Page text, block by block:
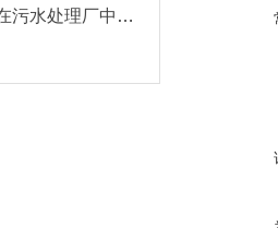
四合一气体检测仪在污水处理厂中的应用情况